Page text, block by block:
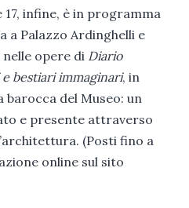
17, infine, è in programma
a Palazzo Ardinghelli e
opere di Diario
bestiari immaginari, in
del Museo: un
e presente attraverso
(Posti fino a
online sul sito